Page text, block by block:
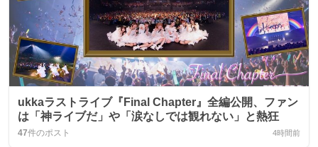
ukkaラストライブ『Final Chapter』全編公開、ファン
は「神ライブだ」や「涙なしでは観れない」と熱狂
47件のポスト 4時間前